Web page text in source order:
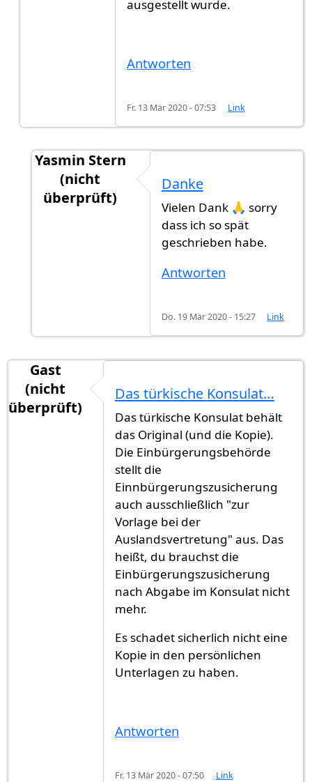
ausgestellt wurde.
Antworten
Fr. 13 Mär 2020 - 07:53 Link
Yasmin Stern
(nicht
überprüft)
Konsulat behält das Original!
Danke
Vielen Dank 🙏 sorry
dass ich so spät
geschrieben habe.
Antworten
Do. 19 Mär 2020 - 15:27 Link
Gast
(nicht
überprüft)
Das türkische Konsulat…
Das türkische Konsulat behält
das Original (und die Kopie).
Die Einbürgerungsbehörde
stellt die
Einnbürgerungszusicherung
auch ausschließlich "zur
Vorlage bei der
Auslandsvertretung" aus. Das
heißt, du brauchst die
Einbürgerungszusicherung
nach Abgabe im Konsulat nicht
mehr.
Es schadet sicherlich nicht eine
Kopie in den persönlichen
Unterlagen zu haben.
Antworten
Fr. 13 Mär 2020 - 07:50 Link